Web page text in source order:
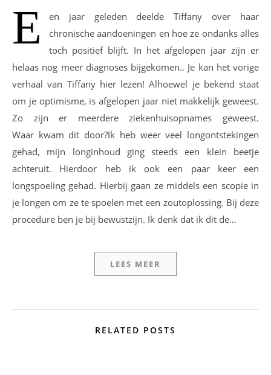
E
en jaar geleden deelde Tiffany over haar
chronische aandoeningen en hoe ze ondanks alles
toch positief blijft. In het afgelopen jaar zijn er
helaas nog meer diagnoses bijgekomen.. Je kan het vorige
verhaal van Tiffany hier lezen! Alhoewel je bekend staat
om je optimisme, is afgelopen jaar niet makkelijk geweest.
Zo zijn er meerdere ziekenhuisopnames geweest.
Waar kwam dit door?Ik heb weer veel longontstekingen
gehad, mijn longinhoud ging steeds een klein beetje
achteruit. Hierdoor heb ik ook een paar keer een
longspoeling gehad. Hierbij gaan ze middels een scopie in
je longen om ze te spoelen met een zoutoplossing. Bij deze
procedure ben je bij bewustzijn. Ik denk dat ik dit de…
LEES MEER
RELATED POSTS